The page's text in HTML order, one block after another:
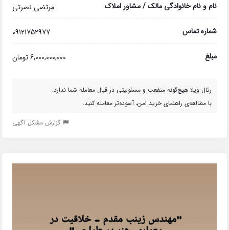
نام و نام خانوادگی مالک / مشاور املاک مرتضی نصرتی
شماره تماس 09121752977
مبلغ 6,000,000,000 تومان
رئال ویلا هیچ‌گونه منفعت و مسئولیتی در قبال معامله شما ندارد.
با مطالعه‌ی راهنمای خرید امن، آسوده‌تر معامله کنید.
گزارش مشکل آگهی